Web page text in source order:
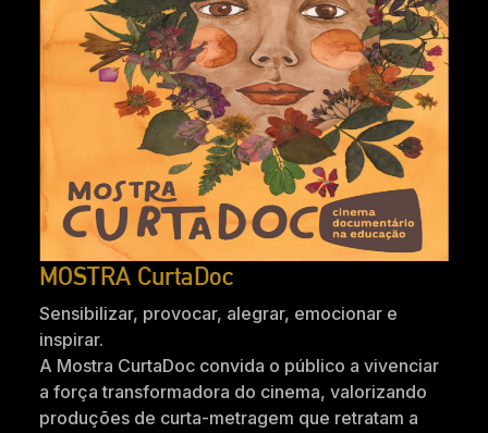
MOSTRA CurtaDoc
Sensibilizar, provocar, alegrar, emocionar e
inspirar.
A Mostra CurtaDoc convida o público a vivenciar
a força transformadora do cinema, valorizando
produções de curta-metragem que retratam a